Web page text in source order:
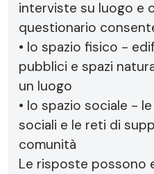
interviste su luogo e
questionario
• lo spazio fisico -
pubblici e spazi
un luogo
• lo spazio sociale -
sociali e le reti di
comunità
Le risposte possono